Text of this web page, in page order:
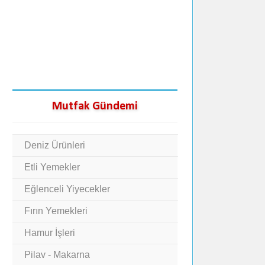
Mutfak Gündemi
Deniz Ürünleri
Etli Yemekler
Eğlenceli Yiyecekler
Fırın Yemekleri
Hamur İşleri
Pilav - Makarna